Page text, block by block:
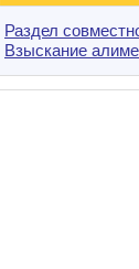
Раздел
Взыскание